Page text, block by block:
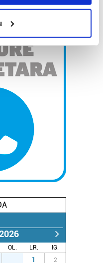
scanning it for
data is processed
details section
pertsonalak
besteak beste,
iragarki eta eduki
eta edukia
biltzeko eta
nork eta zertarako
eskatzen, eta beren
zein helburutarako
moduari
OL. LR.
IG.
1 2